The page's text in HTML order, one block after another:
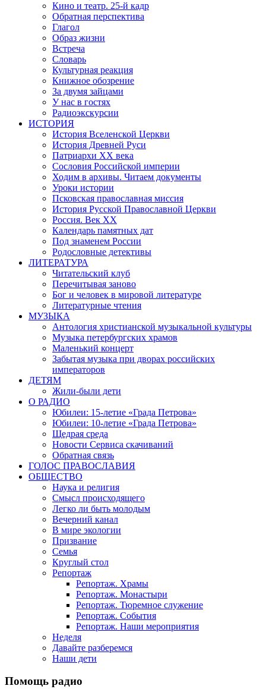
Кино и театр. 25-й кадр
Обратная перспектива
Глагол
Образ жизни
Встреча
Словарь
Культурная реакция
Книжное обозрение
За двумя зайцами
У нас в гостях
Радиоэкскурсии
ИСТОРИЯ
История Вселенской Церкви
История Древней Руси
Патриархи XX века
Сословия Российской империи
Ходим в архивы. Читаем документы
Уроки истории
Псковская православная миссия
История Русской Православной Церкви
Россия. Век ХХ
Календарь памятных дат
Под знаменем России
Родословные детективы
ЛИТЕРАТУРА
Читательский клуб
Перечитывая заново
Бог и человек в мировой литературе
Литературные чтения
МУЗЫКА
Антология христианской музыкальной культуры
Музыка петербургских храмов
Маленький концерт
Забытая музыка при дворах российских
императоров
ДЕТЯМ
Жили-были дети
О РАДИО
Юбилеи: 15-летие «Града Петрова»
Юбилеи: 10-летие «Града Петрова»
Щедрая среда
Новости Сервиса скачиваний
Обратная связь
ГОЛОС ПРАВОСЛАВИЯ
ОБЩЕСТВО
Наука и религия
Смысл происходящего
Легко ли быть молодым
Вечерний канал
В мире экологии
Призвание
Семья
Круглый стол
Репортаж
Репортаж. Храмы
Репортаж. Монастыри
Репортаж. Тюремное служение
Репортаж. События
Репортаж. Наши мероприятия
Неделя
Давайте разберемся
Наши дети
Помощь радио